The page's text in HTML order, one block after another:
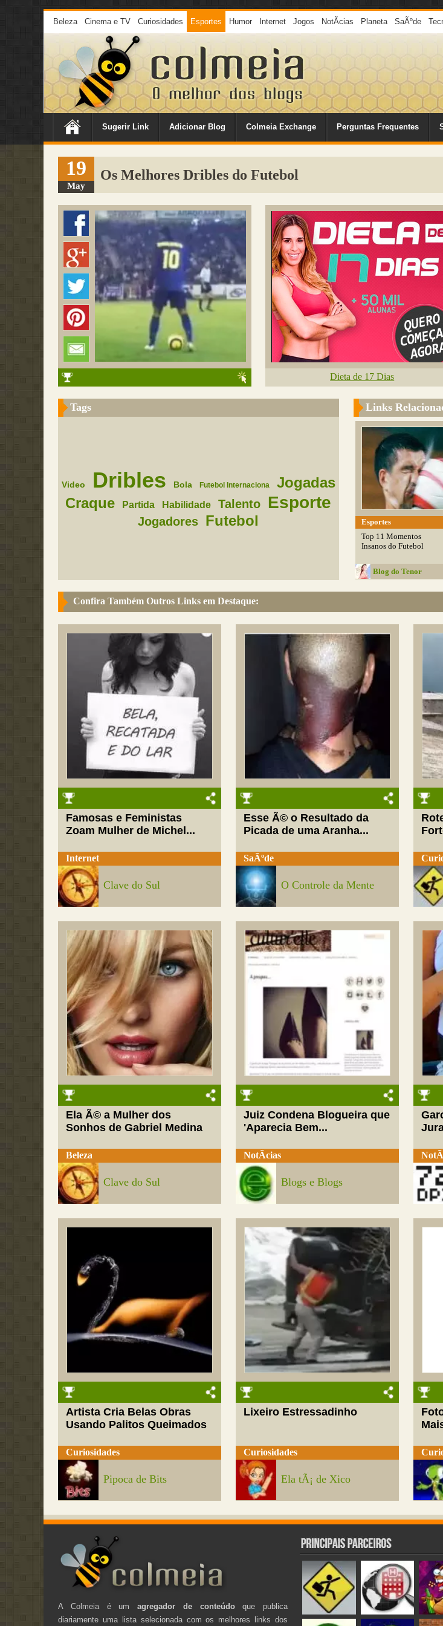
Beleza Cinema e TV Curiosidades Esportes Humor Internet Jogos NotÃ­cias Planeta SaÃºde
Sugerir Link Adicionar Blog Colmeia Exchange Perguntas Frequentes
19
May
Os Melhores Dribles do Futebol
Dieta de 17 Dias
Tags
Video Dribles Bola Futebol Internaciona
Jogadas
Craque
Partida Habilidade Talento Esporte
Jogadores Futebol
Links
Esportes
Top 11 Momentos
Insanos do Futebol
Blog do Tenor
Confira Também Outros Links em Destaque:
Famosas e Feministas
Zoam Mulher de Michel...
Internet
Clave do Sul
Esse Ã© o Resultado da
Picada de uma Aranha...
SaÃºde
O Controle da Mente
Ela Ã© a Mulher dos
Sonhos de Gabriel Medina
Beleza
Clave do Sul
Juiz Condena Blogueira que
'Aparecia Bem...
NotÃ­cias
Blogs e Blogs
Artista Cria Belas Obras
Usando Palitos Queimados
Curiosidades
Pipoca de Bits
Lixeiro Estressadinho
Curiosidades
Ela tÃ¡ de Xico
A Colmeia é umagregador de conteúdoque publica
diariamente uma lista selecionada com os melhores links dos